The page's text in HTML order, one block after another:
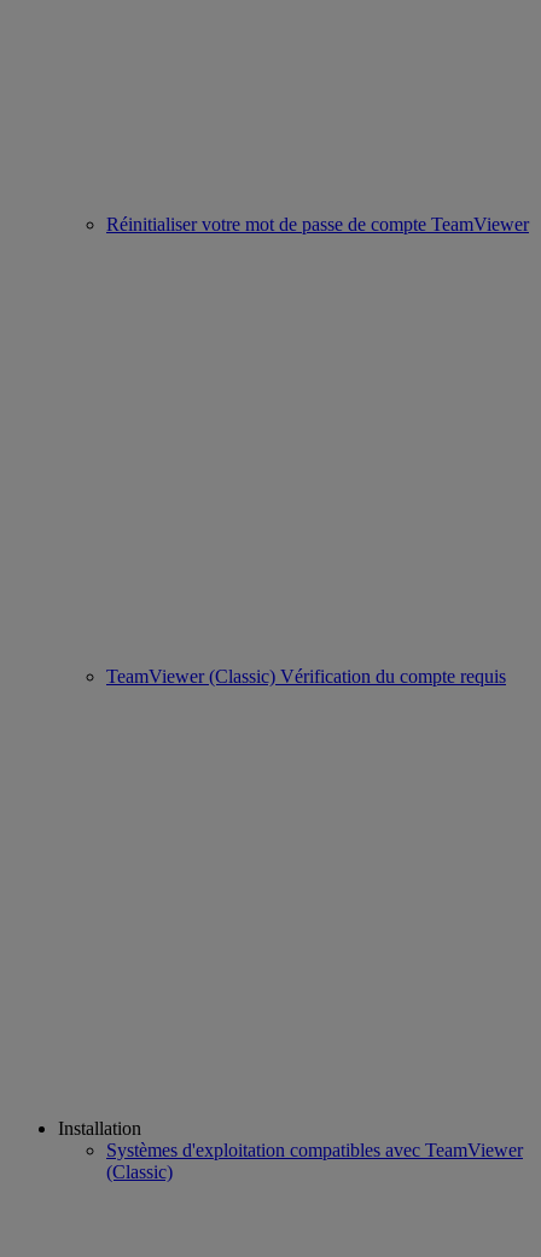
Réinitialiser votre mot de passe de compte TeamViewer
TeamViewer (Classic) Vérification du compte requis
Installation
Systèmes d'exploitation compatibles avec TeamViewer
(Classic)